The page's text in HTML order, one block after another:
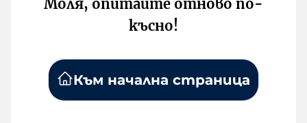
Моля, опитайте отново по-
късно!
Към начална страница